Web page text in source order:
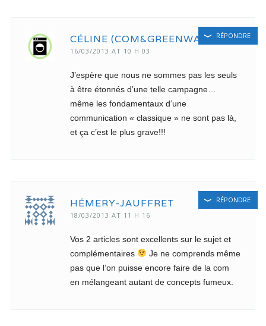
CÉLINE (COM&GREENWASHING)
16/03/2013 AT 10 H 03
J’espère que nous ne sommes pas les seuls
à être étonnés d’une telle campagne…
même les fondamentaux d’une
communication « classique » ne sont pas là,
et ça c’est le plus grave!!!
RÉPONDRE
HÉMERY-JAUFFRET
18/03/2013 AT 11 H 16
Vos 2 articles sont excellents sur le sujet et
complémentaires
Je ne comprends même
pas que l’on puisse encore faire de la com
en mélangeant autant de concepts fumeux.
RÉPONDRE